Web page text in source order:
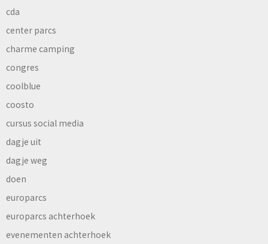
cda
center parcs
charme camping
congres
coolblue
coosto
cursus social media
dagje uit
dagje weg
doen
europarcs
europarcs achterhoek
evenementen achterhoek